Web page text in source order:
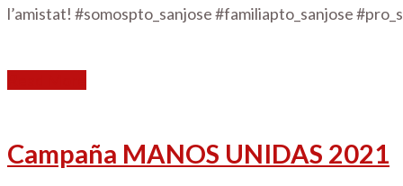
l’amistat! #somospto_sanjose #familiapto_sanjose
Campaña MANOS UNIDAS 2021